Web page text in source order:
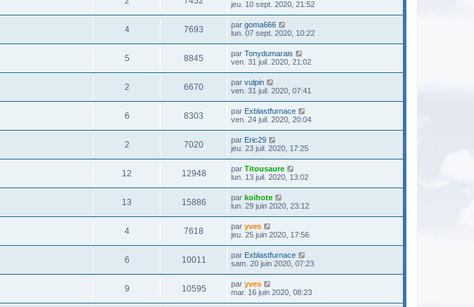
jeu. 10 sept. 2020, 21:52
4 7693 par goma666
lun. 07 sept. 2020, 10:22
5 8845 par Tonydumarais
ven. 31 juil. 2020, 21:02
2 6670 par vulpin
ven. 31 juil. 2020, 07:41
6 8303 par Exblastfurnace
ven. 24 juil. 2020, 20:04
2 7020 par Eric29
jeu. 23 juil. 2020, 17:25
12 12948 par Titousaure
lun. 13 juil. 2020, 13:02
13 15886 par koihote
lun. 29 juin 2020, 23:12
4 7618 par yves
jeu. 25 juin 2020, 17:56
6 10011 par Exblastfurnace
sam. 20 juin 2020, 07:23
9 10595 par yves
mar. 16 juin 2020, 08:23